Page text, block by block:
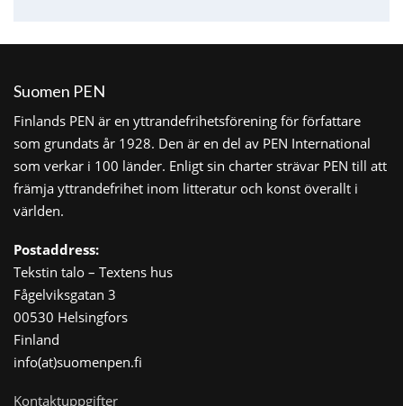
Suomen PEN
Finlands PEN är en yttrandefrihetsförening för författare
som grundats år 1928. Den är en del av PEN International
som verkar i 100 länder. Enligt sin charter strävar PEN till att
främja yttrandefrihet inom litteratur och konst överallt i
världen.
Postaddress:
Tekstin talo – Textens hus
Fågelviksgatan 3
00530 Helsingfors
Finland
info(at)suomenpen.fi
Kontaktuppgifter